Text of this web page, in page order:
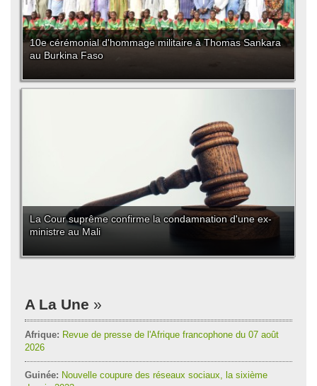
10e cérémonial d'hommage militaire à Thomas Sankara
au Burkina Faso
La Cour suprême confirme la condamnation d'une ex-
ministre au Mali
A La Une
Afrique: Revue de presse de l'Afrique francophone du 07 août
2026
Guinée: Nouvelle coupure des réseaux sociaux, la sixième